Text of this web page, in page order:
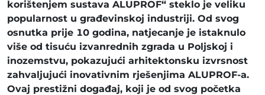
korištenjem sustava ALUPROF“ steklo je veliku
popularnost u građevinskoj industriji. Od svog
osnutka prije 10 godina, natjecanje je istaknulo
više od tisuću izvanrednih zgrada u Poljskoj i
inozemstvu, pokazujući arhitektonsku izvrsnost
zahvaljujući inovativnim rješenjima ALUPROF-a.
Ovaj prestižni događaj, koji je od svog početka